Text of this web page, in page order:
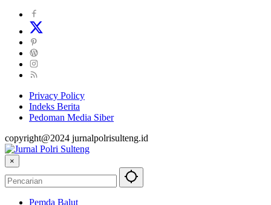
Privacy Policy
Indeks Berita
Pedoman Media Siber
copyright@2024 jurnalpolrisulteng.id
×
Pemda Balut